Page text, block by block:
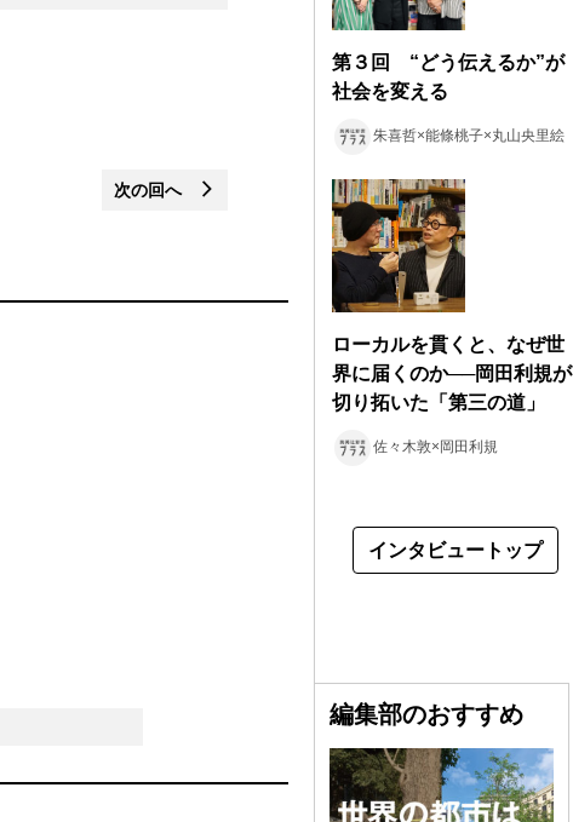
次の回へ
第３回 “どう伝えるか”が
社会を変える
朱喜哲×能條桃子×丸山央里絵
ローカルを貫くと、なぜ世
界に届くのか──岡田利規が
切り拓いた「第三の道」
佐々木敦×岡田利規
インタビュートップ
編集部のおすすめ